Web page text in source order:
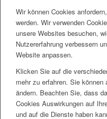
Wir können Cookies
werden. Wir verwenden
unsere Websites besuchen,
Nutzererfahrung verbessern
Website anpassen.
Klicken Sie auf die
mehr zu erfahren. Sie
ändern. Beachten Sie, dass
Cookies Auswirkungen auf
und auf die Dienste haben